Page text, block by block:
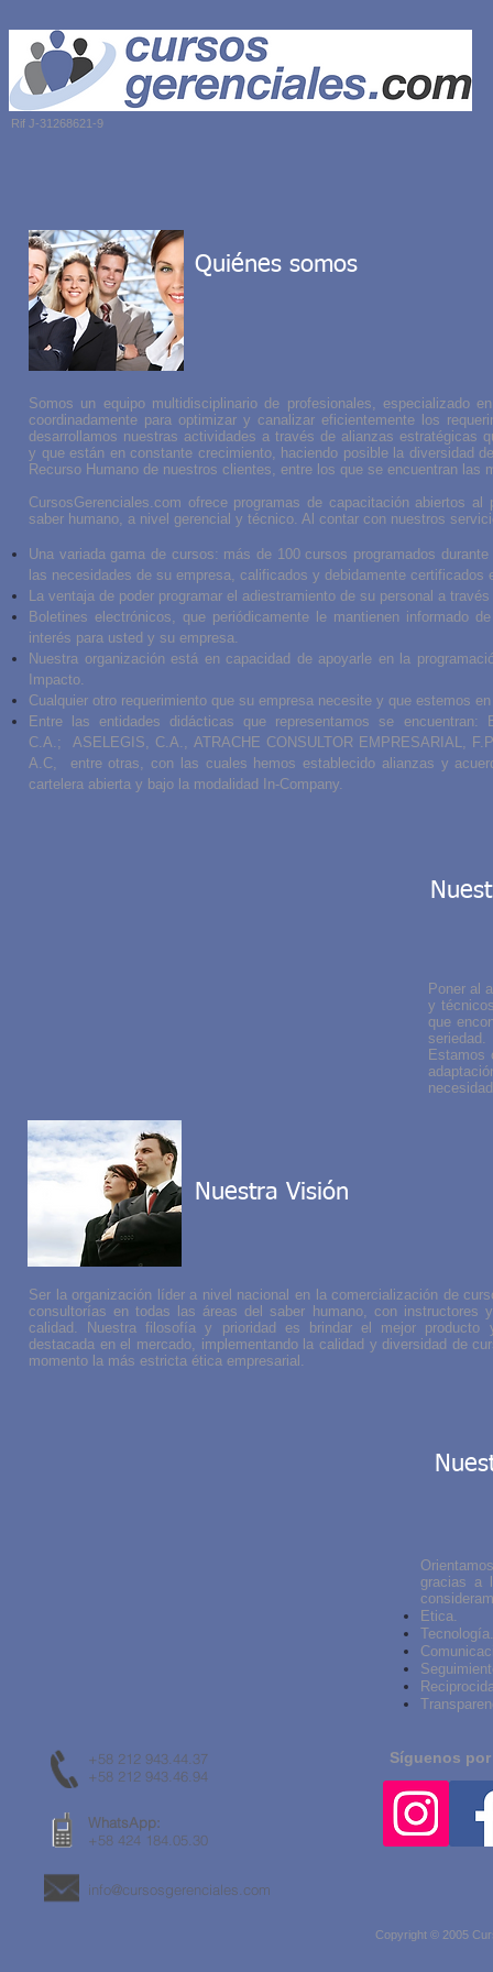
Rif J-31268621-9
Quiénes somos
Somos un equipo multidisciplinario de profesionales, especializado
coordinadamente para optimizar y canalizar eficientemente los
desarrollamos nuestras actividades a través de alianzas estratégicas
y que están en constante crecimiento, haciendo posible la diversidad
Recurso Humano de nuestros clientes, entre los que se encuentran
CursosGerenciales.com ofrece programas de capacitación abiertos
saber humano, a nivel gerencial y técnico. Al contar con nuestros
Una variada gama de cursos: más de 100 cursos programados
las necesidades de su empresa, calificados y debidamente certificados
La ventaja de poder programar el adiestramiento de su personal a
Boletines electrónicos, que periódicamente le mantienen informado
interés para usted y su empresa.
Nuestra organización está en capacidad de apoyarle en la
Impacto.
Cualquier otro requerimiento que su empresa necesite y que estemos
Entre las entidades didácticas que representamos se encuentran:
C.A.; ASELEGIS, C.A., ATRACHE CONSULTOR EMPRESARIAL,
A.C, entre otras, con las cuales hemos establecido alianzas y
cartelera abierta y bajo la modalidad In-Company.​
Poner al
y
que
seriedad.
Estamos
Nuestra Visión
Ser la organización líder a nivel nacional en la comercialización de
consultorías en todas las áreas del saber humano, con instructores
calidad. Nuestra filosofía y prioridad es brindar el mejor producto
destacada en el mercado, implementando la calidad y diversidad de
momento la más estricta ética empresarial.
gracias a
Etica.
Tecnología.
+58 212 943.44.37
+58 212 943.46.94
WhatsApp:
+58 424 184.05.30
info@cursosgerenciales.com
Síguenos
Copyright © 2005